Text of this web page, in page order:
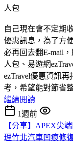
自己現在會不定期
優惠訊息，為了方
必再回去翻E-mail
人包、易遊網
ezTravel優惠資訊
考，希望能對節省
繼續閱讀
1週前
【分享】APEX尖
理竹北汽車凹痕修